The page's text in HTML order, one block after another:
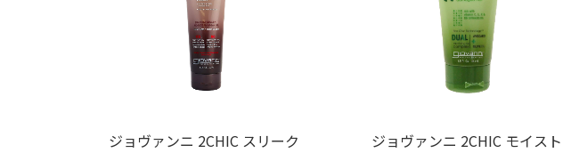
ジョヴァンニ 2CHIC スリーク
ジョヴァンニ 2CHIC モイスト